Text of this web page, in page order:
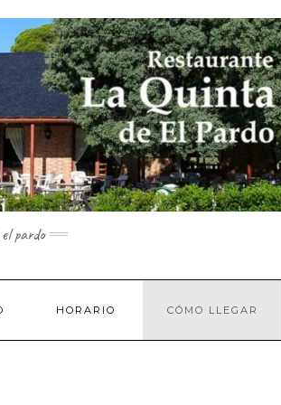
pardo
HORARIO CÓMO LLEGAR